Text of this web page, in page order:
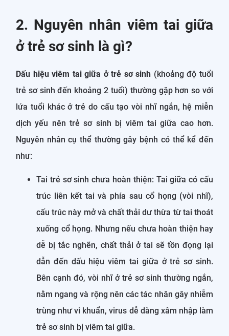
2. Nguyên nhân viêm tai giữa
ở trẻ sơ sinh là gì?
Dấu hiệu viêm tai giữa ở trẻ sơ sinh (khoảng độ tuổi
trẻ sơ sinh đến khoảng 2 tuổi) thường gặp hơn so với
lứa tuổi khác ở trẻ do cấu tạo vòi nhĩ ngắn, hệ miễn
dịch yếu nên trẻ sơ sinh bị viêm tai giữa cao hơn.
Nguyên nhân cụ thể thường gây bệnh có thể kể đến
như:
Tai trẻ sơ sinh chưa hoàn thiện: Tai giữa có cấu
trúc liên kết tai và phía sau cổ họng (vòi nhĩ),
cấu trúc này mở và chất thải dư thừa từ tai thoát
xuống cổ họng. Nhưng nếu chưa hoàn thiện hay
dễ bị tắc nghẽn, chất thải ở tai sẽ tồn đọng lại
dẫn đến dấu hiệu viêm tai giữa ở trẻ sơ sinh.
Bên cạnh đó, vòi nhĩ ở trẻ sơ sinh thường ngắn,
nằm ngang và rộng nên các tác nhân gây nhiễm
trùng như vi khuẩn, virus dễ dàng xâm nhập làm
trẻ sơ sinh bị viêm tai giữa.